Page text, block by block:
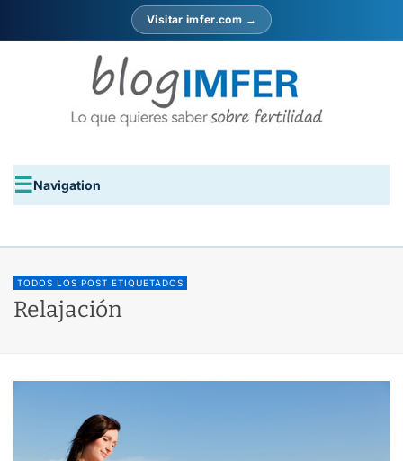
Visitar imfer.com →
Navigation
TODOS LOS POST ETIQUETADOS
Relajación